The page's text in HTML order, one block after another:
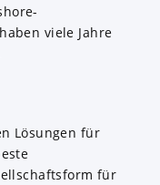
viele Jahre
Lösungen für
für